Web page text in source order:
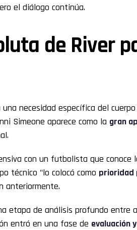
el diálogo continúa.
de River
necesidad específica del
Simeone aparece como la gran
con un futbolista que conoce
técnico "lo colocó como prioridad
anteriormente.
etapa de análisis profundo entre
entró en una fase de evaluación